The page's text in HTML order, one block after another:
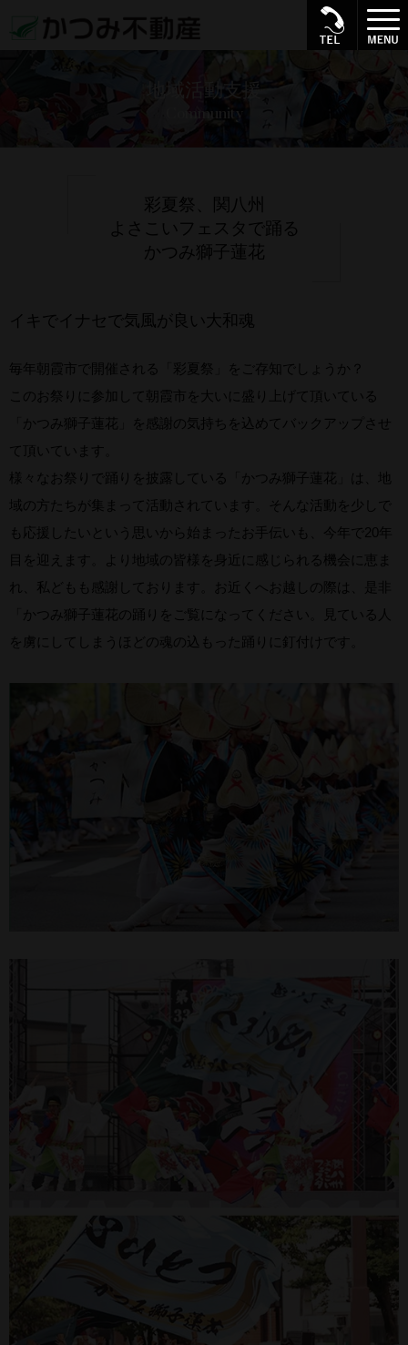
地域活動支援
Community
彩夏祭、関八州
よさこいフェスタで踊る
かつみ獅子蓮花
イキでイナセで気風が良い大和魂
毎年朝霞市で開催される「彩夏祭」をご存知でしょうか？
このお祭りに参加して朝霞市を大いに盛り上げて頂いている
「かつみ獅子蓮花」を感謝の気持ちを込めてバックアップさせ
て頂いています。
様々なお祭りで踊りを披露している「かつみ獅子蓮花」は、地
域の方たちが集まって活動されています。そんな活動を少しで
も応援したいという思いから始まったお手伝いも、今年で20年
目を迎えます。より地域の皆様を身近に感じられる機会に恵ま
れ、私どもも感謝しております。お近くへお越しの際は、是非
「かつみ獅子蓮花の踊りをご覧になってください。見ている人
を虜にしてしまうほどの魂の込もった踊りに釘付けです。